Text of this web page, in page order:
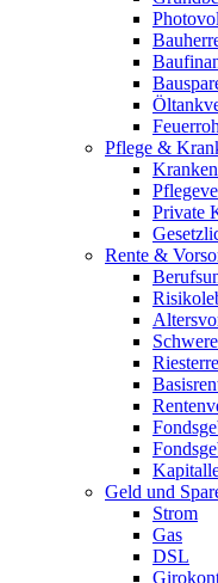
Pflege &
Private
Rente &
Geld und
Strom
Gas
DSL